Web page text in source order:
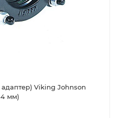
Viking Johnson
мм)